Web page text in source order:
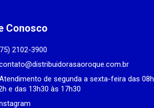
Conosco
2102-3900
de segunda a sexta-feira das 08h
e das 13h30 às 17h30